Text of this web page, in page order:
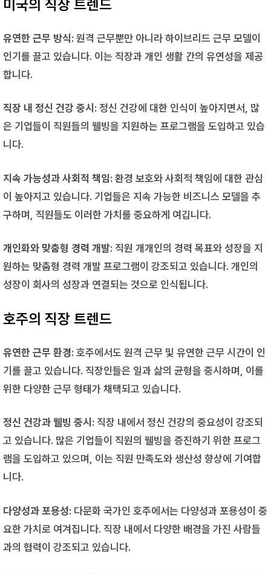
미국의 직장 트렌드
유연한 근무 방식: 원격 근무뿐만 아니라 하이브리드 근무 모델이
인기를 끌고 있습니다. 이는 직장과 개인 생활 간의 유연성을 제공
합니다.
직장 내 정신 건강 중시 : 정신 건강에 대한 인식이 높아지면서, 많
은 기업들이 직원들의 웰빙을 지원하는 프로그램을 도입하고 있습
니다.
지속 가능성과 사회적 책임: 환경 보호와 사회적 책임에 대한 관심
이 높아지고 있습니다. 기업들은 지속 가능한 비즈니스 모델을 추
구하며, 직원들도 이러한 가치를 중요하게 여깁니다.
개인화와 맞춤형 경력 개발: 직원 개개인의 경력 목표와 성장을 지
원하는 맞춤형 경력 개발 프로그램이 강조되고 있습니다. 개인의
성장이 회사의 성장과 연결되는 것으로 인식됩니다.
호주의 직장 트렌드
유연한 근무 환경: 호주에서도 원격 근무 및 유연한 근무 시간이 인
기를 끌고 있습니다. 직장인들은 일과 삶의 균형을 중시하며, 이를
위한 다양한 근무 형태가 채택되고 있습니다.
정신 건강과 웰빙 중시 : 직장 내에서 정신 건강의 중요성이 강조되
고 있습니다. 많은 기업들이 직원의 웰빙을 증진하기 위한 프로그
램을 도입하고 있으며, 이는 직원 만족도와 생산성 향상에 기여합
니다.
다양성과 포용성: 다문화 국가인 호주에서는 다양성과 포용성이 중
요한 가치로 여겨집니다. 직장 내에서 다양한 배경을 가진 사람들
과의 협력이 강조되고 있습니다.